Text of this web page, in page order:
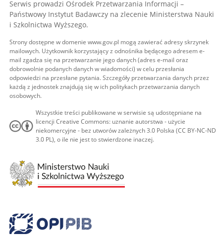
Serwis prowadzi Ośrodek Przetwarzania Informacji –
Państwowy Instytut Badawczy na zlecenie Ministerstwa Nauki
i Szkolnictwa Wyższego.
Strony dostępne w domenie www.gov.pl mogą zawierać adresy skrzynek
mailowych. Użytkownik korzystający z odnośnika będącego adresem e-
mail zgadza się na przetwarzanie jego danych (adres e-mail oraz
dobrowolnie podanych danych w wiadomości) w celu przesłania
odpowiedzi na przesłane pytania. Szczegóły przetwarzania danych przez
każdą z jednostek znajdują się w ich politykach przetwarzania danych
osobowych.
Wszystkie treści publikowane w serwisie są udostępniane na
licencji Creative Commons: uznanie autorstwa - użycie
niekomercyjne - bez utworów zależnych 3.0 Polska (CC BY-NC-ND
3.0 PL), o ile nie jest to stwierdzone inaczej.